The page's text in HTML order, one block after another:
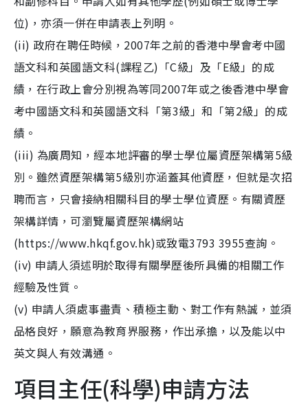
位)，亦須一併在申請表上列明。
(ii) 政府在聘任時候，2007年之前的香港中學會考中國
語文科和英國語文科(課程乙)「C級」及「E級」的成
績，在行政上會分別視為等同2007年或之後香港中學會
考中國語文科和英國語文科「第3級」和「第2級」的成
績。
(iii) 為廣周知，經本地評審的學士學位屬資歷架構第5級
別。雖然資歷架構第5級別亦涵蓋其他資歷，但就是次招
聘而言，只會接納相關科目的學士學位資歷。有關資歷
架構詳情，可瀏覽屬資歷架構網站
(https://www.hkqf.gov.hk)或致電3793 3955查詢。
(iv) 申請人須述明於取得有關學歷後所具備的相關工作
經驗及性質。
(v) 申請人須處事盡責、積極主動、對工作有熱誠，並須
品格良好，願意為教育界服務，作出承擔，以及能以中
英文與人有效溝通。
項目主任(科學)申請方法